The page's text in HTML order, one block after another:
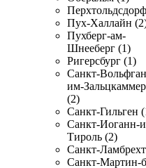
Пух-Халлайн
Пухберг-ам-
Шнееберг (1)
Ригерсбург (1)
Санкт-
им-
(2)
Санкт-Гильген
Санкт-Иоганн-
Тироль (2)
Санкт-
Санкт-Мартин-